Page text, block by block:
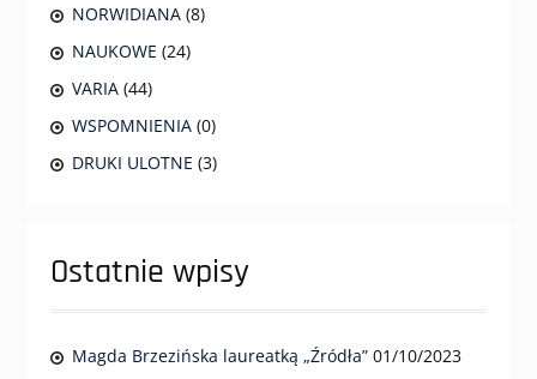
NORWIDIANA (8)
NAUKOWE (24)
VARIA (44)
WSPOMNIENIA (0)
DRUKI ULOTNE (3)
Ostatnie wpisy
Magda Brzezińska laureatką „Źródła” 01/10/2023